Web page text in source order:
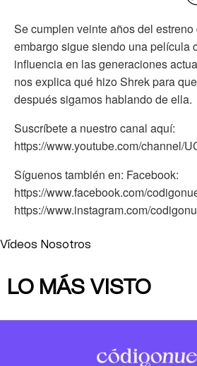
Se cumplen veinte años del
embargo sigue siendo una película
influencia en las generaciones
nos explica qué hizo Shrek para
después sigamos hablando de ella.
Suscríbete a nuestro canal aquí:
https://www.youtube.com/channel/
Síguenos también en: Facebook:
https://www.facebook.com/
https://www.instagram.com/
Vídeos Nosotros
LO MÁS VISTO